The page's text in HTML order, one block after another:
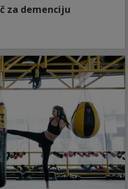
za demenciju